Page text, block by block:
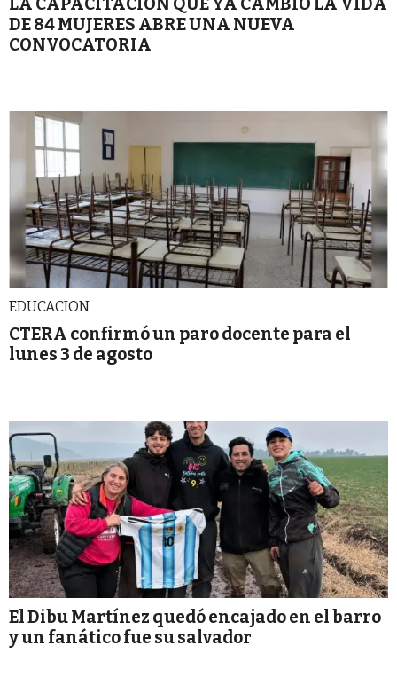
LA CAPACITACIÓN QUE YA CAMBIÓ LA VIDA
DE 84 MUJERES ABRE UNA NUEVA
CONVOCATORIA
EDUCACION
CTERA confirmó un paro docente para el
lunes 3 de agosto
El Dibu Martínez quedó encajado en el barro
y un fanático fue su salvador